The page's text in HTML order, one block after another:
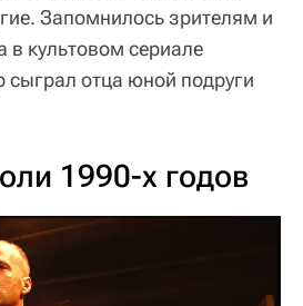
Запомнилось зрителям и
в культовом сериале
сыграл отца юной подруги
1990-х годов